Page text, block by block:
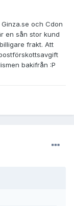
och Cdon
en sån stor kund
frakt. Att
bakifrån :P